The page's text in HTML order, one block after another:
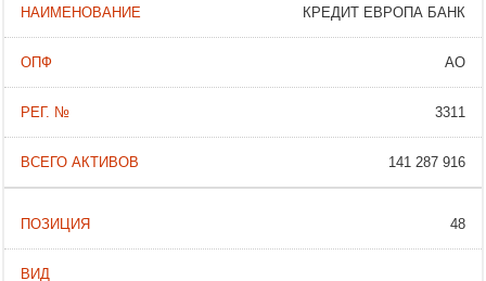
КРЕДИТ ЕВРОПА БАНК
АО
3311
141 287 916
48